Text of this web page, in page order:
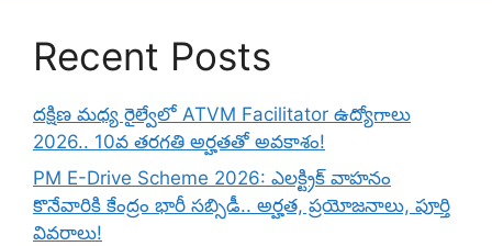
Recent Posts
దక్షిణ మధ్య రైల్వేలో ATVM Facilitator ఉద్యోగాలు
2026.. 10వ తరగతి అర్హతతో అవకాశం!
PM E-Drive Scheme 2026: ఎలక్ట్రిక్ వాహనం
కొనేవారికి కేంద్రం భారీ సబ్సిడీ.. అర్హత, ప్రయోజనాలు, పూర్తి
వివరాలు!